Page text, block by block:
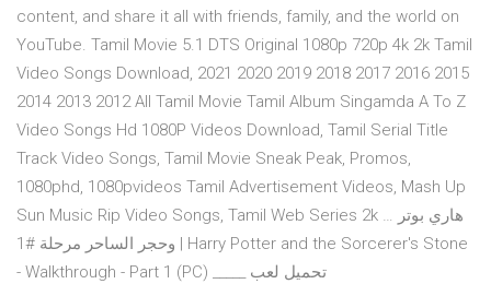
content, and share it all with friends, family, and the world on
YouTube. Tamil Movie 5.1 DTS Original 1080p 720p 4k 2k Tamil
Video Songs Download, 2021 2020 2019 2018 2017 2016 2015
2014 2013 2012 All Tamil Movie Tamil Album Singamda A To Z
Video Songs Hd 1080P Videos Download, Tamil Serial Title
Track Video Songs, Tamil Movie Sneak Peak, Promos,
1080phd, 1080pvideos Tamil Advertisement Videos, Mash Up
Sun Music Rip Video Songs, Tamil Web Series 2k … هاري بوتر
وحجر الساحر مرحلة #1 | Harry Potter and the Sorcerer's Stone
- Walkthrough - Part 1 (PC) _____ تحميل لعب